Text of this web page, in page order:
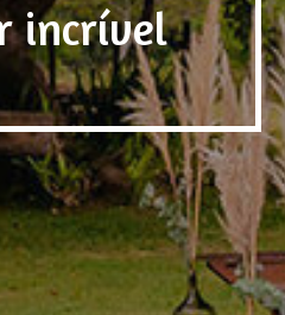
incrível